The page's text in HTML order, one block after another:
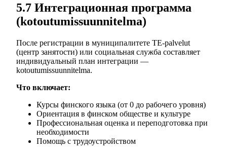
5.7 Интеграционная программа
(kotoutumissuunnitelma)
После регистрации в муниципалитете TE-palvelut
(центр занятости) или социальная служба составляет
индивидуальный план интеграции —
kotoutumissuunnitelma.
Что включает:
Курсы финского языка (от 0 до рабочего уровня)
Ориентация в финском обществе и культуре
Профессиональная оценка и переподготовка при
необходимости
Помощь с трудоустройством